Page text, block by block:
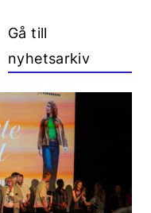
Gå till
nyhetsarkiv